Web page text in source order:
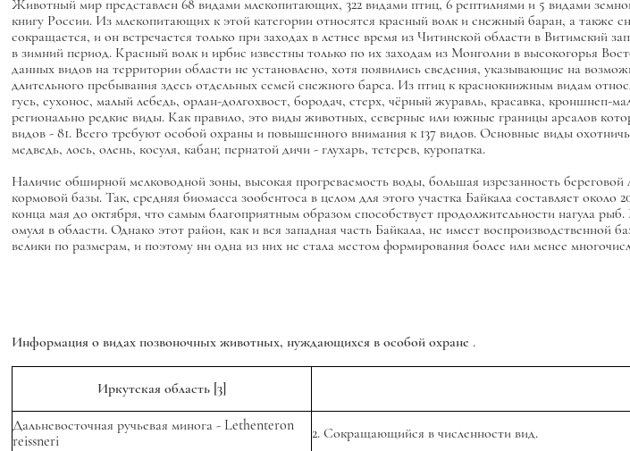
Животный мир представлен 68 видами млекопитающих, 322 видами птиц, 6 рептилиями и 5 видами
книгу России. Из млекопитающих к этой категории относятся красный волк и снежный баран, а также
сокращается, и он встречается только при заходах в летнее время из Читинской области в Витимский
в зимний период. Красный волк и ирбис известны только по их заходам из Монголии в высокогорья
данных видов на территории области не установлено, хотя появились сведения, указывающие на
длительного пребывания здесь отдельных семей снежного барса. Из птиц к краснокнижным видам
гусь, сухонос, малый лебедь, орлан-долгохвост, бородач, стерх, чёрный журавль, красавка,
регионально редкие виды. Как правило, это виды животных, северные или южные границы ареалов
видов - 81. Всего требуют особой охраны и повышенного внимания к 137 видов. Основные виды
медведь, лось, олень, косуля, кабан; пернатой дичи - глухарь, тетерев, куропатка.
Наличие обширной мелководной зоны, высокая прогреваемость воды, большая изрезанность береговой
кормовой базы. Так, средняя биомасса зообентоса в целом для этого участка Байкала составляет около
конца мая до октября, что самым благоприятным образом способствует продолжительности нагула
омуля в области. Однако этот район, как и вся западная часть Байкала, не имеет
велики по размерам, и поэтому ни одна из них не стала местом формирования более или менее
Информация о видах позвоночных животных, нуждающихся в особой охране .
Иркутская область [3]
Дальневосточная ручьевая минога - Lethenteron
reissneri
2. Сокращающийся в численности вид.